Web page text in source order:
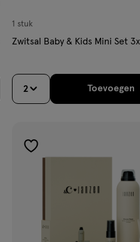
één, Bijna uitverkocht!Er
1 stuk
Zwitsal Baby & Kids Mini Set
2 Toevoegen
toevoegen
verlanglijst